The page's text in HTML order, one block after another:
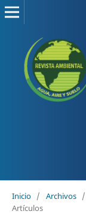
Inicio / Archivos /
Artículos